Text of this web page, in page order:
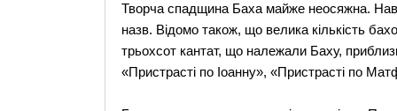
Творча спадщина Баха майже неосяжна.
назв. Відомо також, що велика кількість
трьохсот кантат, що належали Баху,
«Пристрасті по Іоанну», «Пристрасті по